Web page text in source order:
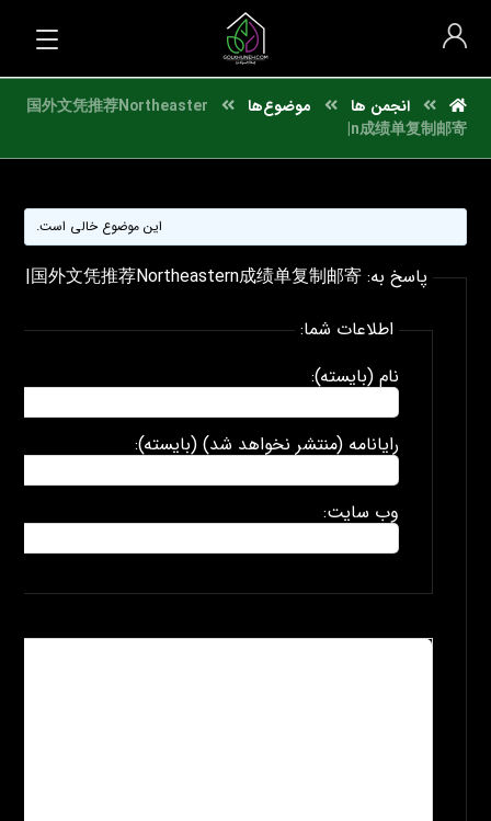
انجمن ها موضوع‌ها
国外文凭推荐Northeaster
n成绩单复制邮寄|
این موضوع خالی است.
پاسخ به: 国外文凭推荐Northeastern成绩单复制邮寄|
اطلاعات شما:
نام (بایسته):
رایانامه (منتشر نخواهد شد) (بایسته):
وب سایت: